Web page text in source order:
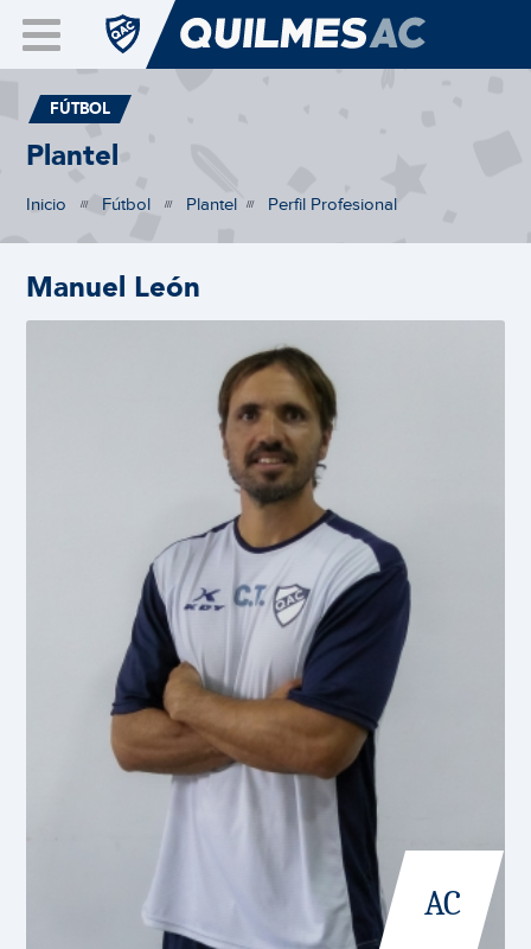
FÚTBOL
Plantel
Inicio /// Fútbol /// Plantel /// Perfil Profesional
Manuel León
AC